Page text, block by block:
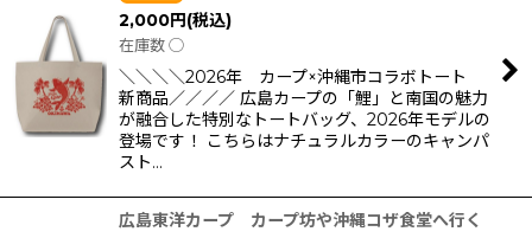
2,000円(税込)
在庫数 ◯
＼＼＼＼2026年 カープ×沖縄市コラボトート
新商品／／／／ 広島カープの「鯉」と南国の魅力
が融合した特別なトートバッグ、2026年モデルの
登場です！ こちらはナチュラルカラーのキャンパ
スト…
広島東洋カープ カープ坊や沖縄コザ食堂へ行く